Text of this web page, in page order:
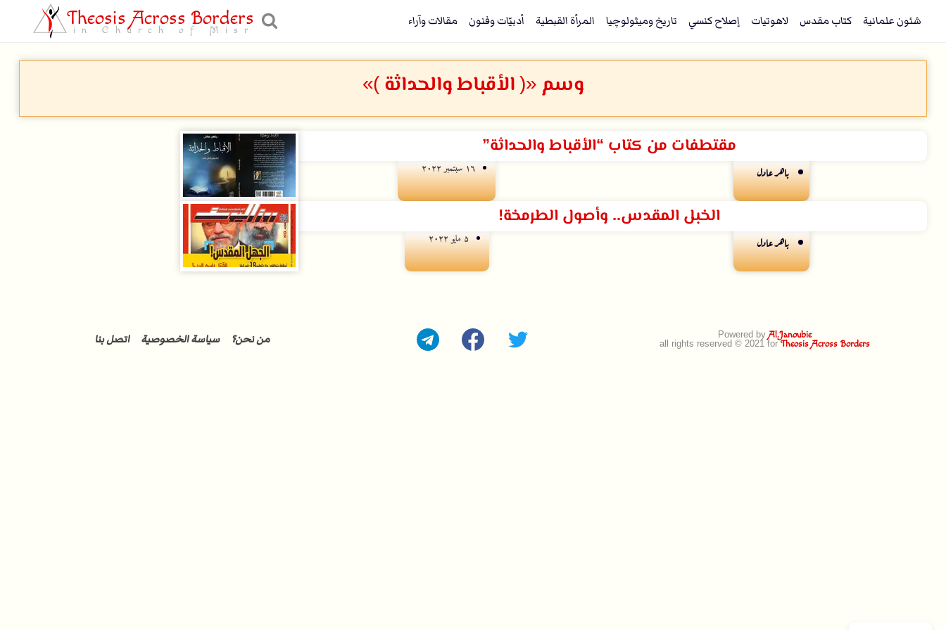
شئون علمانية كتاب مقدس لاهوتيات إصلاح كنسي تاريخ وميثولوچيا المرأة القبطية أدبيّات وفنون مقالات وآراء Theosis Across Borders
in Church of Misr
وسم «( الأقباط والحداثة )»
مقتطفات من كتاب “الأقباط والحداثة”
باهر عادل ۱٦ سبتمبر ۲۰۲۲
الخبل المقدس.. وأصول الطرمخة!
باهر عادل ۵ مايو ۲۰۲۲
Powered by Al.Janoubie
all rights reserved © 2021 forTheosis Across Borders من نحن؟ سياسة الخصوصية اتصل بنا